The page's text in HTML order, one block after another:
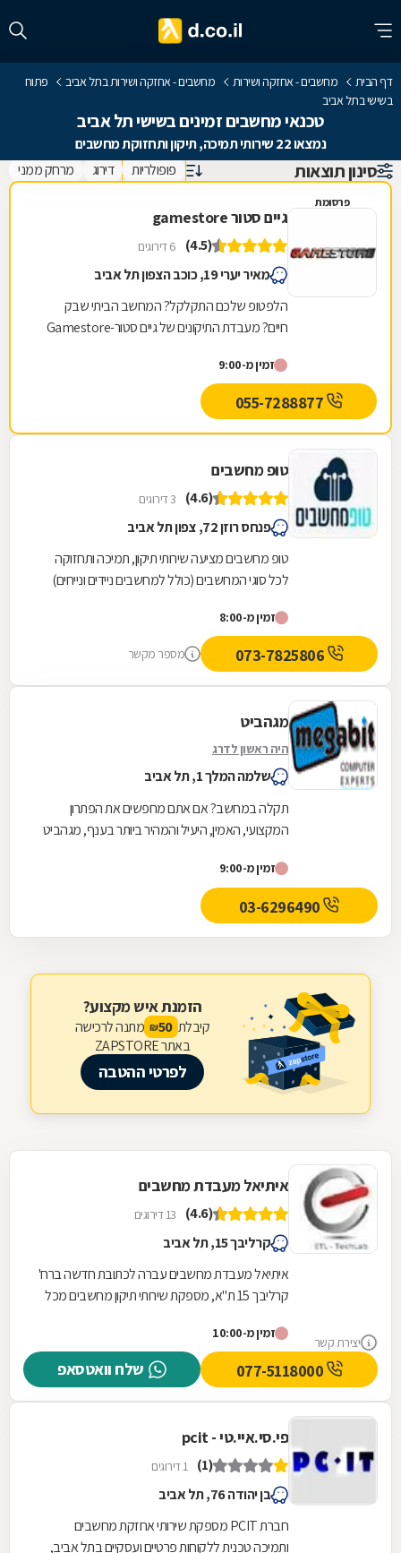
דף הבית מחשבים - אחזקה ושירות מחשבים - אחזקה ושירות בתל אביב
פתוח
בשישי בתל אביב
טכנאי מחשבים זמינים בשישי תל אביב
נמצאו 22 שירותי תמיכה, תיקון ותחזוקת מחשבים
סינון תוצאות פופולריות דירוג מרחק ממני
פרסומת
גיים סטור gamestore
(4.5) 6 דירוגים
מאיר יערי 19, כוכב הצפון תל אביב
הלפטופ שלכם התקלקל? המחשב הביתי שבק
חיים? מעבדת התיקונים של גיים סטור-Gamestore
חנויות מחשבים...
זמין מ-9:00
טופ מחשבים
(4.6) 3 דירוגים
פנחס רוזן 72, צפון תל אביב
טופ מחשבים מציעה שירותי תיקון, תמיכה ותחזוקה
לכל סוגי המחשבים (כולל למחשבים ניידים ונייחים)
זמין מ-8:00
מספר מקשר
מגהביט
היה ראשון לדרג
שלמה המלך 1, תל אביב
תקלה במחשב? אם אתם מחפשים את הפתרון
המקצועי, האמין, היעיל והמהיר ביותר בענף, מגהביט
לרשותכם קשת...
זמין מ-9:00
03-6296490
הזמנת איש מקצוע?
קיבלת 50
₪ מתנה לרכישה
באתר ZAPSTORE
לפרטי ההטבה
יצירת קשר
איתיאל מעבדת מחשבים
(4.6) 13 דירוגים
קרליבך 15, תל אביב
איתיאל מעבדת מחשבים עברה לכתובת חדשה ברח'
קרליבך 15 ת"א, מספקת שירותי תיקון מחשבים מכל
זמין מ-10:00
שלח וואטסאפ
פי.סי.איי.טי - pcit
(1) 1 דירוגים
בן יהודה 76, תל אביב
חברת PCIT מספקת שירותי אחזקת מחשבים
ותמיכה טכנית ללקוחות פרטיים ועסקיים בתל אביב,